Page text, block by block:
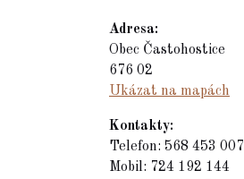
Adresa:
Obec Častohostice
676 02
Ukázat na mapách
Kontakty:
Telefon: 568 453 007
Mobil: 724 192 144